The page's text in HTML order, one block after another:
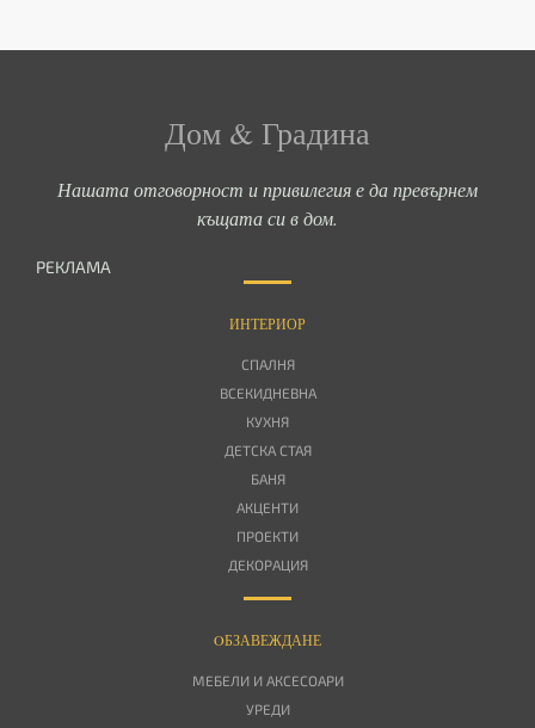
Дом & Градина
Нашата отговорност и привилегия е да превърнем
къщата си в дом.
РЕКЛАМА
ИНТЕРИОР
СПАЛНЯ
ВСЕКИДНЕВНА
КУХНЯ
ДЕТСКА СТАЯ
БАНЯ
АКЦЕНТИ
ПРОЕКТИ
ДЕКОРАЦИЯ
OБЗАВЕЖДАНЕ
МЕБЕЛИ И АКСЕСОАРИ
УРЕДИ